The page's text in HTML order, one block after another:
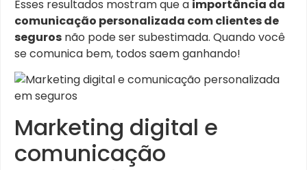
Esses resultados mostram que a importância da
comunicação personalizada com clientes de
seguros não pode ser subestimada. Quando você
se comunica bem, todos saem ganhando!
Marketing digital e
comunicação